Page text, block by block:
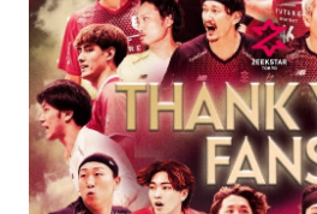
TICKET
ホーム戦一覧
会場（座席・価格表）